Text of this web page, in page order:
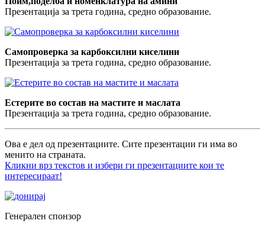
Презентација за трета година, средно образование.
Самопроверка за карбоксилни киселини
Презентација за трета година, средно образование.
Естерите во состав на мастите и маслата
Презентација за трета година, средно образование.
Ова е дел од презентациите. Сите презентации ги има во
менито на страната.
Кликни врз текстов и избери ги презентациите кои те
интересираат!
Генерален спонзор